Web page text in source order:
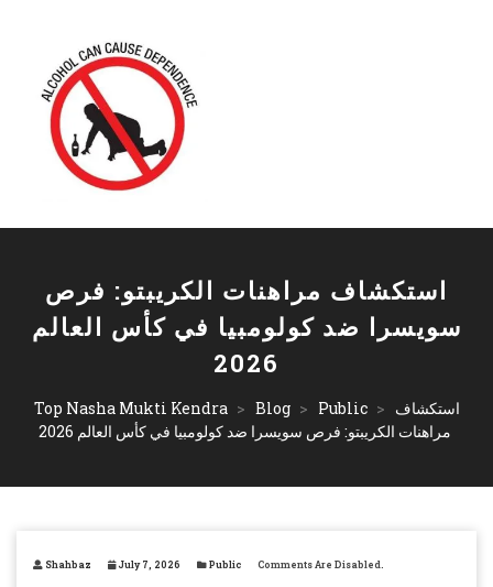
استكشاف مراهنات الكريبتو: فرص
سويسرا ضد كولومبيا في كأس العالم
2026
Top Nasha Mukti Kendra > Blog > Public > استكشاف
مراهنات الكريبتو: فرص سويسرا ضد كولومبيا في كأس العالم 2026
Shahbaz July 7, 2026 Public Comments Are Disabled.